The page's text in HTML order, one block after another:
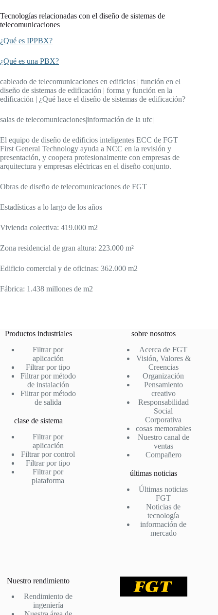
Tecnologías relacionadas con el diseño de sistemas de
telecomunicaciones
¿Qué es IPPBX?
¿Qué es una PBX?
cableado de telecomunicaciones en edificios | función en el
diseño de sistemas de edificación | forma y función en la
edificación | ¿Qué hace el diseño de sistemas de edificación?
salas de telecomunicaciones|información de la ufc|
El equipo de diseño de edificios inteligentes ECC de FGT
First General Technology ayuda a NCC en la revisión y
presentación, y coopera profesionalmente con empresas de
arquitectura y empresas eléctricas en el diseño conjunto.
Obras de diseño de telecomunicaciones de FGT
Estadísticas a lo largo de los años
Vivienda colectiva: 419.000 m2
Zona residencial de gran altura: 223.000 m²
Edificio comercial y de oficinas: 362.000 m2
Fábrica: 1.438 millones de m2
Productos industriales
Filtrar por
aplicación
Filtrar por tipo
Filtrar por método
de instalación
Filtrar por método
de salida
clase de sistema
Filtrar por
aplicación
Filtrar por control
Filtrar por tipo
Filtrar por
plataforma
sobre nosotros
Acerca de FGT
Visión, Valores &
Creencias
Organización
Pensamiento
creativo
Responsabilidad
Social
Corporativa
cosas memorables
Nuestro canal de
ventas
Compañero
últimas noticias
Últimas noticias
FGT
Noticias de
tecnología
información de
mercado
Nuestro rendimiento
Rendimiento de
ingeniería